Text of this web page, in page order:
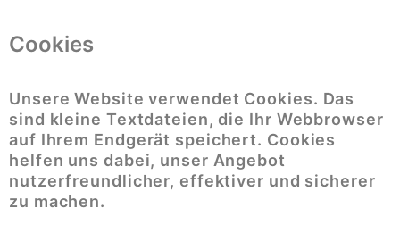
Cookies
Unsere Website verwendet Cookies. Das
sind kleine Textdateien, die Ihr Webbrowser
auf Ihrem Endgerät speichert. Cookies
helfen uns dabei, unser Angebot
nutzerfreundlicher, effektiver und sicherer
zu machen.